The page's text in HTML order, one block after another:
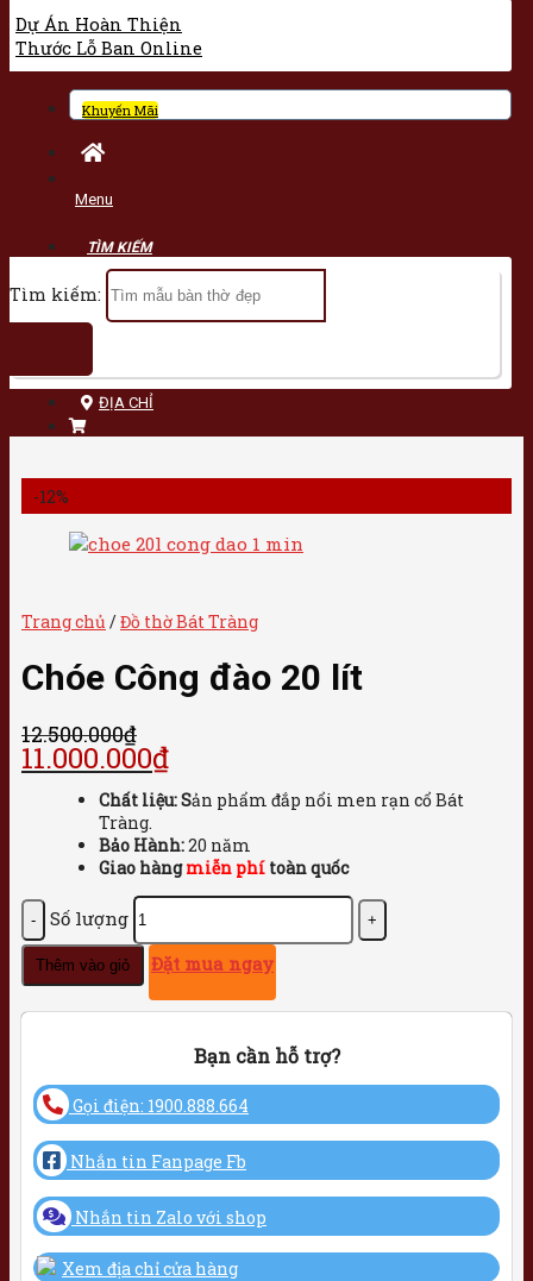
Dự Án Hoàn Thiện
Thước Lỗ Ban Online
Khuyến Mãi
Menu
Tìm kiếm:
ĐỊA CHỈ
-12%
Trang chủ /Đồ thờ Bát Tràng
Chóe Công đào 20 lít
12.500.000₫
11.000.000₫
Chất liệu: Sản phẩm đắp nổi men rạn cổ Bát
Tràng.
Bảo Hành:20 năm
Giao hàngmiễn phí toàn quốc
Số lượng
Thêm vào giỏ Đặt mua ngay
Bạn cần hỗ trợ?
Gọi điện: 1900.888.664
Nhắn tin Fanpage Fb
Nhắn tin Zalo với shop
Xem địa chỉ cửa hàng